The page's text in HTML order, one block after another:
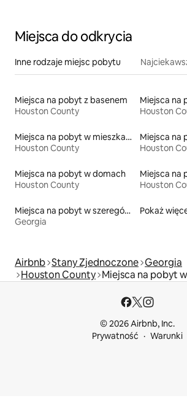
Miejsca do odkrycia
Inne rodzaje miejsc pobytu
Miejsca na pobyt z basenem
Houston County
Houston
Miejsca na pobyt w mieszkaniach
Houston County
Houston
Miejsca na pobyt w domach
Houston County
Houston
Miejsca na pobyt w szeregówkach
Georgia
Pokaż
Airbnb Stany Zjednoczone Georgia
Houston County Miejsca na pobyt
© 2026 Airbnb, Inc.
Prywatność
Warunki